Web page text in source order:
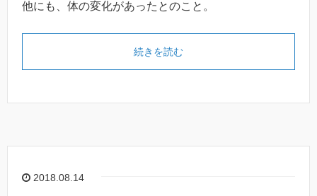
他にも、体の変化があったとのこと。
続きを読む
2018.08.14